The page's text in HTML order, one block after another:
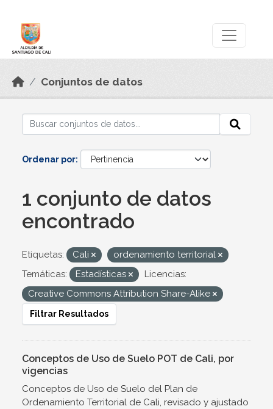
Conjuntos de datos
Ordenar por
1 conjunto de datos
encontrado
Etiquetas: Cali
ordenamiento territorial
Temáticas:
Estadísticas
Licencias:
Creative Commons Attribution Share-Alike
Filtrar Resultados
Conceptos de Uso de Suelo POT de Cali, por
vigencias
Conceptos de Uso de Suelo del Plan de
Ordenamiento Territorial de Cali, revisado y ajustado